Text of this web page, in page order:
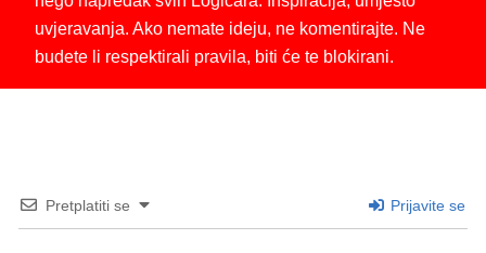
uvjeravanja. Ako nemate ideju, ne komentirajte. Ne
budete li respektirali pravila, biti će te blokirani.
Pretplatiti se Prijavite se